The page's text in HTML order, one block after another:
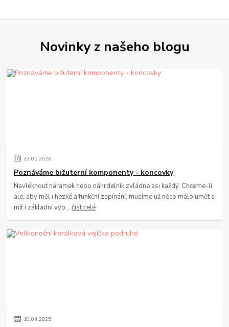
Novinky z našeho blogu
22.01.2026
Poznáváme bižuterní komponenty - koncovky
Navléknout náramek nebo náhrdelník zvládne asi každý. Chceme-li
ale, aby měl i hezké a funkční zapínání, musíme už něco málo umět a
mít i základní výb...číst celé
10.04.2025